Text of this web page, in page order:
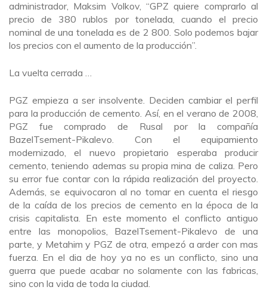
administrador, Maksim Volkov, “GPZ quiere comprarlo al
precio de 380 rublos por tonelada, cuando el precio
nominal de una tonelada es de 2 800. Solo podemos bajar
los precios con el aumento de la producción”.
La vuelta cerrada …
PGZ empieza a ser insolvente. Deciden cambiar el perfil
para la producción de cemento. Así, en el verano de 2008,
PGZ fue comprado de Rusal por la compañía
BazelTsement-Pikalevo. Con el equipamiento
modernizado, el nuevo propietario esperaba producir
cemento, teniendo ademas su propia mina de caliza. Pero
su error fue contar con la rápida realización del proyecto.
Además, se equivocaron al no tomar en cuenta el riesgo
de la caída de los precios de cemento en la época de la
crisis capitalista. En este momento el conflicto antiguo
entre las monopolios, BazelTsement-Pikalevo de una
parte, y Metahim y PGZ de otra, empezó a arder con mas
fuerza. En el dia de hoy ya no es un conflicto, sino una
guerra que puede acabar no solamente con las fabricas,
sino con la vida de toda la ciudad.